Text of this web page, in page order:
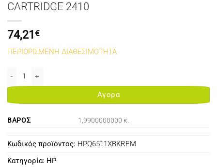
CARTRIDGE 2410
74,21 €
ΠΕΡΙΟΡΙΣΜΕΝΗ ΔΙΑΘΕΣΙΜΟΤΗΤΑ
Q6511X BLACK 12K REMANUFACTURED CARTRIDGE 2410 ποσότητα
Αγορα
ΒΆΡΟΣ 1,9900000000 κ.
Κωδικός προϊόντος: HPQ6511XBKREM
Κατηγορία: HP